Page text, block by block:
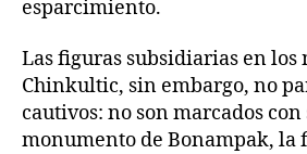
esparcimiento.
Las figuras subsidiarias en los
Chinkultic, sin embargo, no
cautivos: no son marcados con
monumento de Bonampak,